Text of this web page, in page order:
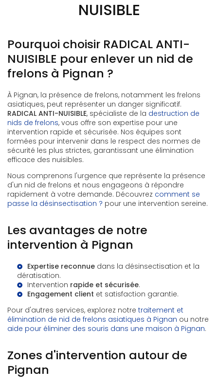
NUISIBLE
Pourquoi choisir RADICAL ANTI-
NUISIBLE pour enlever un nid de
frelons à Pignan ?
À Pignan, la présence de frelons, notamment les frelons
asiatiques, peut représenter un danger significatif.
RADICAL ANTI-NUISIBLE, spécialiste de la destruction de
nids de frelons, vous offre son expertise pour une
intervention rapide et sécurisée. Nos équipes sont
formées pour intervenir dans le respect des normes de
sécurité les plus strictes, garantissant une élimination
efficace des nuisibles.
Nous comprenons l'urgence que représente la présence
d'un nid de frelons et nous engageons à répondre
rapidement à votre demande. Découvrez comment se
passe la désinsectisation ? pour une intervention sereine.
Les avantages de notre
intervention à Pignan
Expertise reconnue dans la désinsectisation et la
dératisation.
Intervention rapide et sécurisée.
Engagement client et satisfaction garantie.
Pour d'autres services, explorez notre traitement et
élimination de nid de frelons asiatiques à Pignan ou notre
aide pour éliminer des souris dans une maison à Pignan.
Zones d'intervention autour de
Pignan